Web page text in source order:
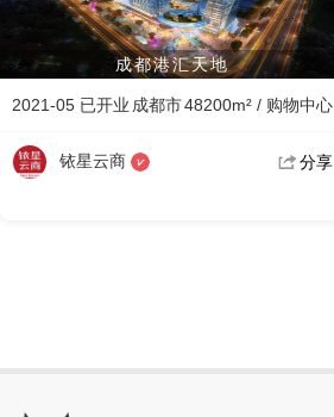
成都港汇天地
2021-05 已开业 成都市48200m² / 购物中心
铱星云商 分享